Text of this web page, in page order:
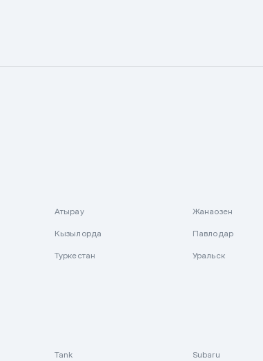
Атырау Жанаозен
Кызылорда Павлодар
Туркестан Уральск
Tank Subaru